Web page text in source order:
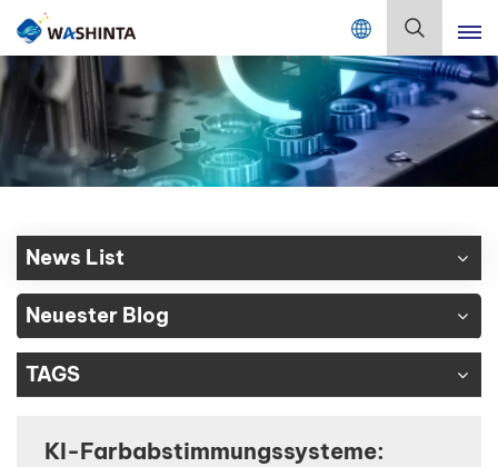
Mix Color Online
English
Français
Deutsch
Русский
Español
Português
日本語
News List
Neuester Blog
TAGS
KI-Farbabstimmungssysteme: